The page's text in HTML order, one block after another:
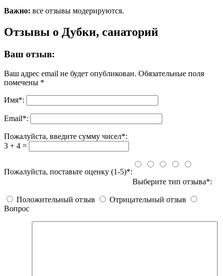
Важно: все отзывы модерируются.
Отзывы о Дубки, санаторий
Ваш отзыв:
Ваш адрес email не будет опубликован. Обязательные поля
помечены *
Имя*:
Email*:
Пожалуйста, введите сумму чисел*:
3 + 4 =
Пожалуйста, поставьте оценку (1-5)*:
Выберите тип отзыва*:
Положительный отзыв
Отрицательный отзыв
Вопрос